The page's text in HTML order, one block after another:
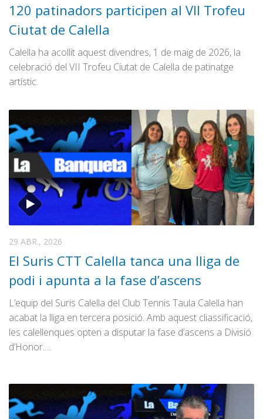
120 patinadors participen al VII Trofeu
Ciutat de Calella
Calella ha acollit aquest divendres, 1 de maig de 2026, la
celebració del VII Trofeu Ciutat de Calella de patinatge
artístic.
29 ABR., 2026
El Suris CTT Calella tanca una lliga de
podi i apunta a la fase d’ascens
L’equip del Suris Calella del Club Tennis Taula Calella han
acabat la lliga en tercera posició. Amb aquest cliassificació,
les calellenques opten a disputar la fase d’ascens a Divisió
d’Honor.…